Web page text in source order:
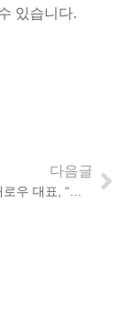
있습니다.
다음글